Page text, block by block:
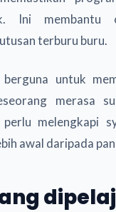
Ini membantu
terburu buru.
untuk
merasa
melengkapi
awal daripada